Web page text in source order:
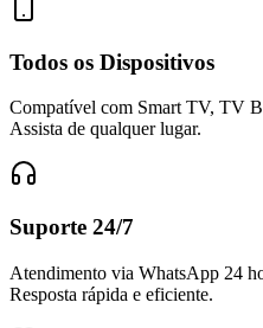
Todos os Dispositivos
Compatível com Smart TV, TV
Assista de qualquer lugar.
Suporte 24/7
Atendimento via WhatsApp 24
Resposta rápida e eficiente.